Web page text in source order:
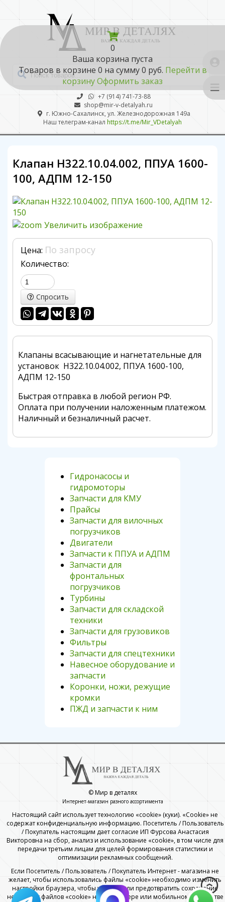
0
Ваша корзина пуста
Товаров в корзине 0 на сумму0 руб. Перейти в
корзинуОформить заказ
+7 (914) 741-73-88
shop@mir-v-detalyah.ru
г. Южно-Сахалинск, ул. Железнодорожная 149а
Наш телеграм-канал https://t.me/Mir_VDetalyah
Клапан Н322.10.04.002, ППУА 1600-
100, АДПМ 12-150
Увеличить изображение
Цена: По запросу
Количество:
Спросить
Клапаны всасывающие и нагнетательные для
установок Н322.10.04.002, ППУА 1600-100,
АДПМ 12-150
Быстрая отправка в любой регион РФ.
Оплата при получении наложенным платежом.
Наличный и безналичный расчет.
Гидронасосы и
гидромоторы
Запчасти для КМУ
Прайсы
Запчасти для вилочных
погрузчиков
Двигатели
Запчасти к ППУА и АДПМ
Запчасти для
фронтальных
погрузчиков
Турбины
Запчасти для складской
техники
Запчасти для грузовиков
Фильтры
Запчасти для спецтехники
Навесное оборудование и
запчасти
Коронки, ножи, режущие
кромки
ПЖД и запчасти к ним
© Мир в деталях
Интернет-магазин разного ассортимента
Настоящий сайт использует технологию «cookie» (куки). «Cookie» не
содержат конфиденциальную информацию. Посетитель / Пользователь
/ Покупатель настоящим дает согласие ИП Фурсова Анастасия
Викторовна на сбор, анализ и использование «cookie», в том числе для
передачи третьим лицам для целей формирования статистики и
оптимизации рекламных сообщений.
Если Посетитель / Пользователь / Покупатель Интернет - магазина не
желает, чтобы использовались файлы «cookie» необходимо изменить
настройки браузера, чтобы удалить или предотвратить сохранение
некоторых файлов «cookie» на компьютере или мобильном устройстве